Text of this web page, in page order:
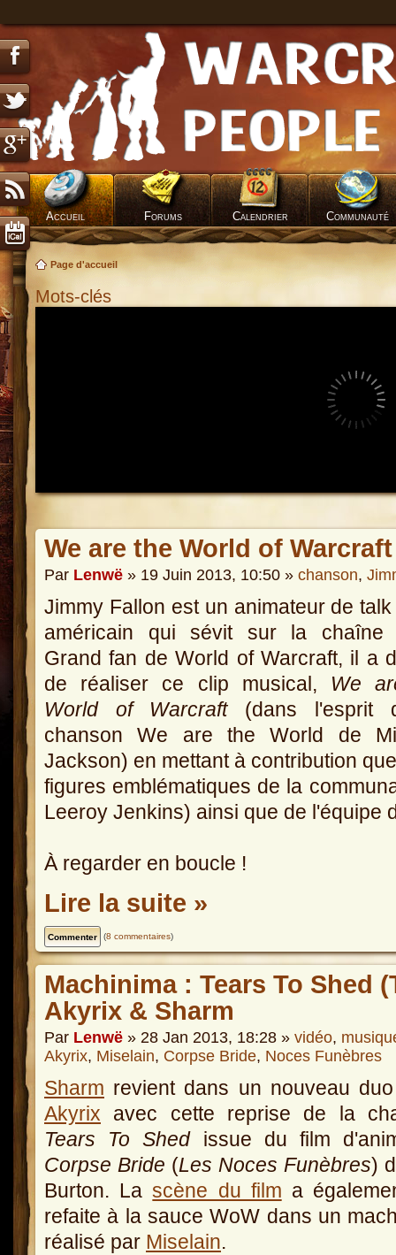
Accueil Forums Calendrier Communauté
Page d'accueil
Mots-clés
We are the World of Warcraft
Par Lenwë » 19 Juin 2013, 10:50 » chanson,
Jimmy Fallon est un animateur de
américain qui sévit sur la chaîne
Grand fan de World of Warcraft, il a
de réaliser ce clip musical, We
World of Warcraft(dans l'esprit
chanson We are the World de
Jackson) en mettant à contribution
figures emblématiques de la
Leeroy Jenkins) ainsi que de l'équipe
À regarder en boucle !
Lire la suite »
(8 commentaires)
Machinima : Tears To Shed
Akyrix & Sharm
Par Lenwë » 28 Jan 2013, 18:28 » vidéo,
Akyrix, Miselain, Corpse Bride, Noces Funèbres
Sharm revient dans un nouveau
Akyrix avec cette reprise de la
Tears To Shedissue du film
Corpse Bride (Les Noces Funèbres)
Burton. Lascène du film a
refaite à la sauce WoW dans un
réalisé par Miselain.